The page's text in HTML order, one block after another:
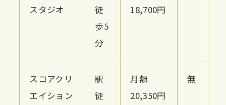
スタジオ
徒
歩5
分
18,700円
スコアクリ
エイション
駅
徒
月額
20,350円
無